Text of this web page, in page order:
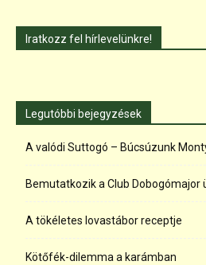
Iratkozz fel hírlevelünkre!
Legutóbbi bejegyzések
A valódi Suttogó – Búcsúzunk
Bemutatkozik a Club Dobogómajor
A tökéletes lovastábor receptje
Kötőfék-dilemma a karámban